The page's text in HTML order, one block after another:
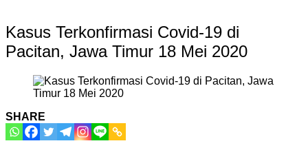
Kasus Terkonfirmasi Covid-19 di
Pacitan, Jawa Timur 18 Mei 2020
SHARE